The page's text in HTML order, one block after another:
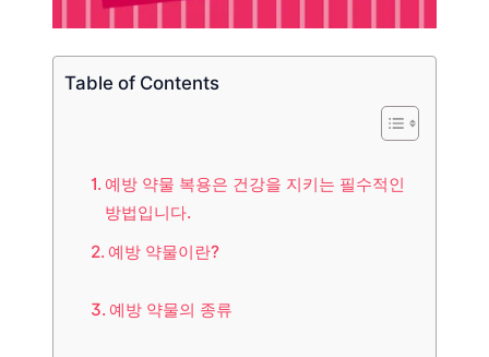
Table of Contents
예방 약물 복용은 건강을 지키는 필수적인
방법입니다.
예방 약물이란?
예방 약물의 종류